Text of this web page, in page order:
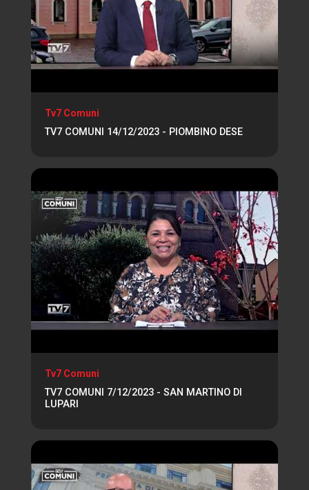
Tv7 Comuni
TV7 COMUNI 14/12/2023 - PIOMBINO DESE
Tv7 Comuni
TV7 COMUNI 7/12/2023 - SAN MARTINO DI
LUPARI